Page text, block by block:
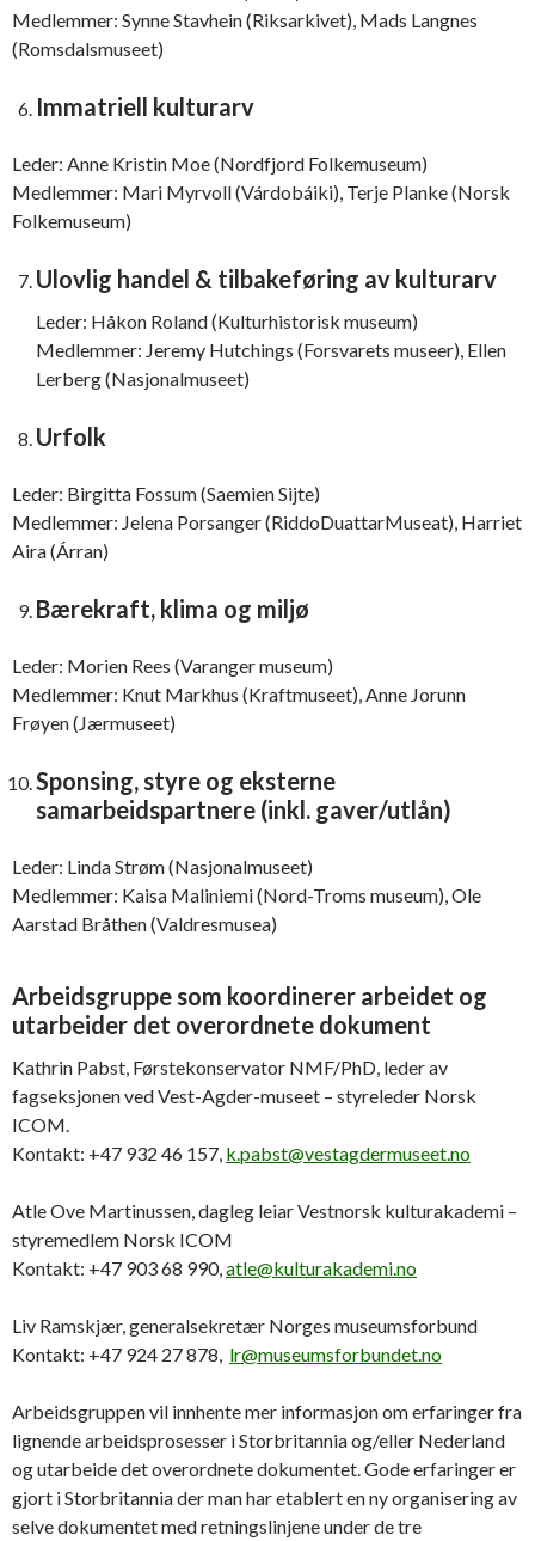
Medlemmer: Synne Stavhein (Riksarkivet), Mads Langnes
(Romsdalsmuseet)
Immatriell kulturarv
Leder: Anne Kristin Moe (Nordfjord Folkemuseum)
Medlemmer: Mari Myrvoll (Várdobáiki), Terje Planke (Norsk
Folkemuseum)
Ulovlig handel & tilbakeføring av kulturarv
Leder: Håkon Roland (Kulturhistorisk museum)
Medlemmer: Jeremy Hutchings (Forsvarets museer), Ellen
Lerberg (Nasjonalmuseet)
Urfolk
Leder: Birgitta Fossum (Saemien Sijte)
Medlemmer: Jelena Porsanger (RiddoDuattarMuseat), Harriet
Aira (Árran)
Bærekraft, klima og miljø
Leder: Morien Rees (Varanger museum)
Medlemmer: Knut Markhus (Kraftmuseet), Anne Jorunn
Frøyen (Jærmuseet)
Sponsing, styre og eksterne
samarbeidspartnere (inkl. gaver/utlån)
Leder: Linda Strøm (Nasjonalmuseet)
Medlemmer: Kaisa Maliniemi (Nord-Troms museum), Ole
Aarstad Bråthen (Valdresmusea)
Arbeidsgruppe som koordinerer arbeidet og
utarbeider det overordnete dokument
Kathrin Pabst, Førstekonservator NMF/PhD, leder av
fagseksjonen ved Vest-Agder-museet – styreleder Norsk
ICOM.
Kontakt: +47 932 46 157, k.pabst@vestagdermuseet.no
Atle Ove Martinussen, dagleg leiar Vestnorsk kulturakademi –
styremedlem Norsk ICOM
Kontakt: +47 903 68 990,atle@kulturakademi.no
Liv Ramskjær, generalsekretær Norges museumsforbund
Kontakt: +47 924 27 878, lr@museumsforbundet.no
Arbeidsgruppen vil innhente mer informasjon om erfaringer fra
lignende arbeidsprosesser i Storbritannia og/eller Nederland
og utarbeide det overordnete dokumentet. Gode erfaringer er
gjort i Storbritannia der man har etablert en ny organisering av
selve dokumentet med retningslinjene under de tre